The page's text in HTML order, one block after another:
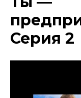
Серия 2